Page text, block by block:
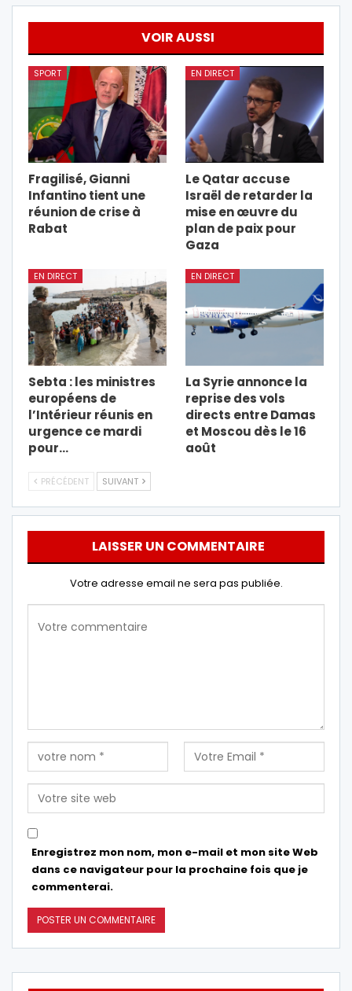
VOIR AUSSI
SPORT
Fragilisé, Gianni
Infantino tient une
réunion de crise à
Rabat
EN DIRECT
Le Qatar accuse
Israël de retarder la
mise en œuvre du
plan de paix pour
Gaza
EN DIRECT
Sebta : les ministres
européens de
l’Intérieur réunis en
urgence ce mardi
pour…
EN DIRECT
La Syrie annonce la
reprise des vols
directs entre Damas
et Moscou dès le 16
août
PRÉCÉDENT SUIVANT
LAISSER UN COMMENTAIRE
Votre adresse email ne sera pas publiée.
Enregistrez mon nom, mon e-mail et mon site Web
dans ce navigateur pour la prochaine fois que je
commenterai.